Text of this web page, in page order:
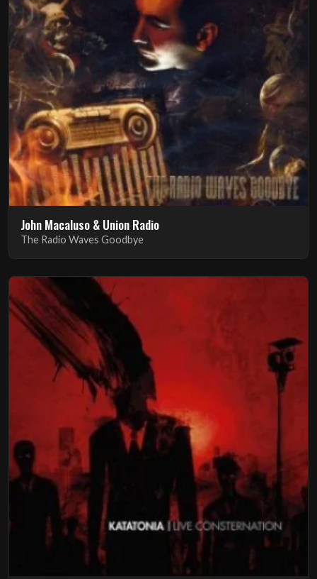
John Macaluso & Union Radio
The Radio Waves Goodbye